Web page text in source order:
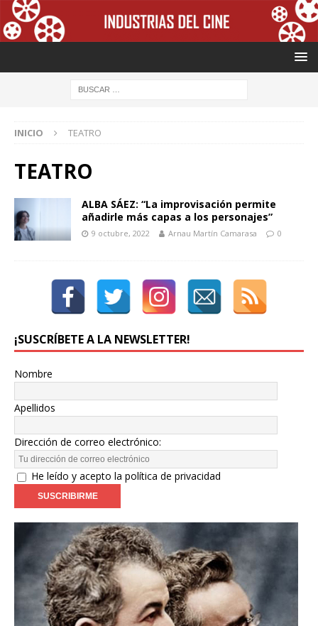
INICIO TEATRO
TEATRO
ALBA SÁEZ: “La improvisación permite
añadirle más capas a los personajes”
9 octubre, 2022 Arnau Martín Camarasa 0
¡SUSCRÍBETE A LA NEWSLETTER!
Nombre
Apellidos
Dirección de correo electrónico:
He leído y acepto la política de privacidad